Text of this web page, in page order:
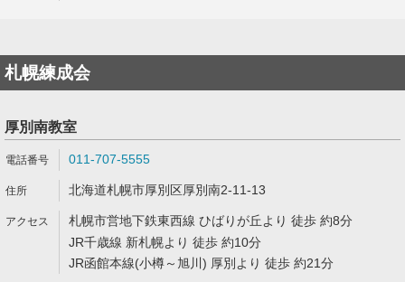
札幌練成会
厚別南教室
011-707-5555
北海道札幌市厚別区厚別南2-11-13
札幌市営地下鉄東西線 ひばりが丘より 徒歩 約8分
JR千歳線 新札幌より 徒歩 約10分
JR函館本線(小樽～旭川) 厚別より 徒歩 約21分